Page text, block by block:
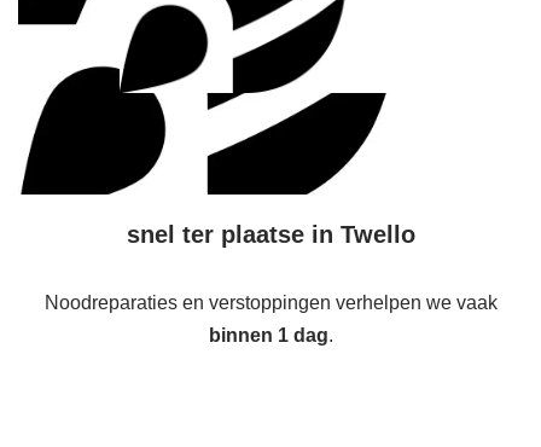
snel ter plaatse in Twello
Noodreparaties en verstoppingen verhelpen we vaak
binnen 1 dag.